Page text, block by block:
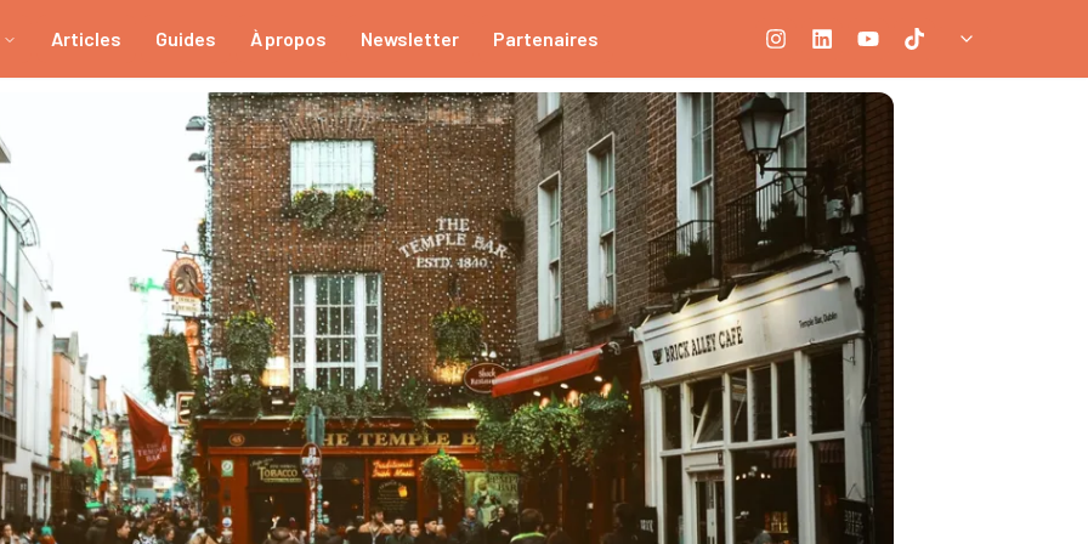
Articles Guides À propos Newsletter Partenaires